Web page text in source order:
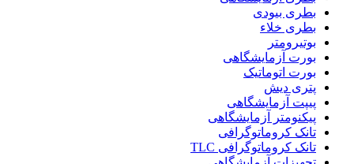
بطری بیودی
بطری خلاء
بوتیرومتر
بورت آزمایشگاهی
بورت اتوماتیک
پتری دیش
پیپت آزمایشگاهی
پیکنومتر آزمایشگاهی
تانک کروماتوگرافی
تانک کروماتوگرافی TLC